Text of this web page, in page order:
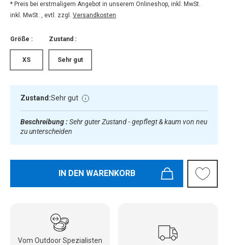
* Preis bei erstmaligem Angebot in unserem Onlineshop, inkl. MwSt.
inkl. MwSt. , evtl. zzgl. Versandkosten
Größe :
XS
Zustand :
Sehr gut
Zustand:Sehr gut
Beschreibung :Sehr guter Zustand - gepflegt & kaum von neu
zu unterscheiden
IN DEN WARENKORB
Vom Outdoor Spezialisten